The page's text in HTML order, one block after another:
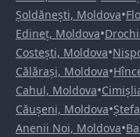
Șoldănești, Moldova•
Edineț, Moldova•
Costești, Moldova•
Călărași, Moldova•
Cahul, Moldova•
Căușeni, Moldova•
Anenii Noi, Moldova•